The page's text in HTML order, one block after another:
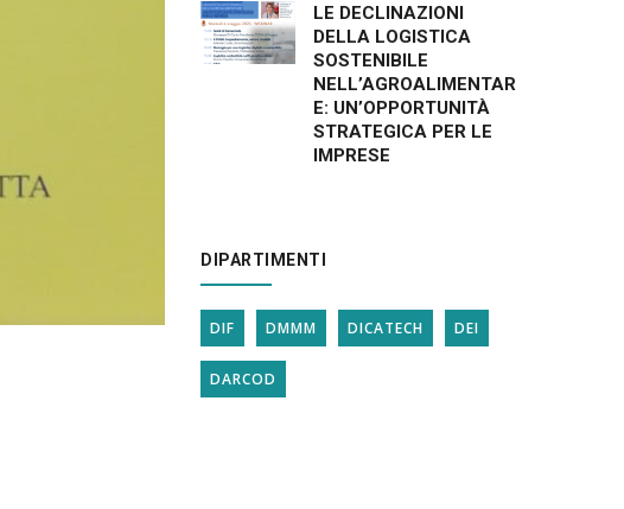
LE DECLINAZIONI
DELLA LOGISTICA
SOSTENIBILE
NELL’AGROALIMENTAR
E: UN’OPPORTUNITÀ
STRATEGICA PER LE
IMPRESE
DIPARTIMENTI
DIF DMMM DICATECH DEI
DARCOD